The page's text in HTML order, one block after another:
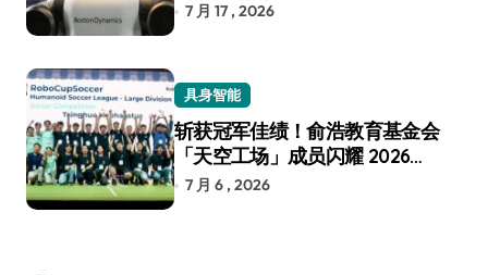
7 月 17 , 2026
具身智能
斩获冠军佳绩！俞浩教育基金会
「天空工场」成员闪耀 2026
RoboCup 机器人世界杯
7 月 6 , 2026